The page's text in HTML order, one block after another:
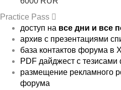
Practice Pass
доступ на все дни и все
архив с презентациями
база контактов форума в
PDF дайджест с
размещение рекламного
форума